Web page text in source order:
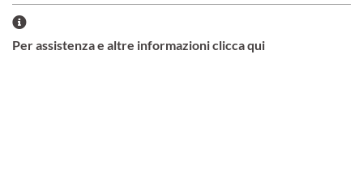
Per assistenza e altre informazioni clicca qui